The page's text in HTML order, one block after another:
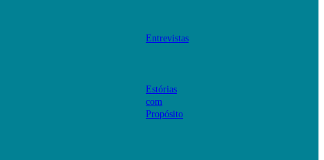
Entrevistas
Estórias
com
Propósito